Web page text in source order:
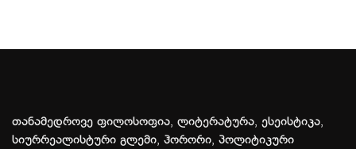
თანამედროვე ფილოსოფია, ლიტერატურა, ესეისტიკა,
სიურრეალისტური გლემი, ჰორორი, პოლიტიკური